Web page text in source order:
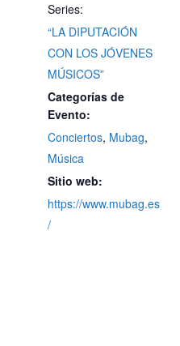
Series:
“LA DIPUTACIÓN
CON LOS JÓVENES
MÚSICOS”
Categorías de
Evento:
Conciertos, Mubag,
Música
Sitio web:
https://www.mubag.es
/